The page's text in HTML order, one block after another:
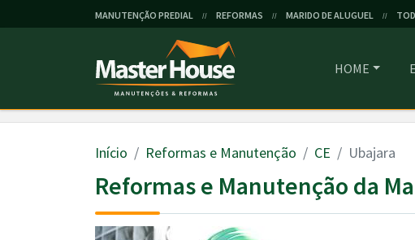
MANUTENÇÃO PREDIAL // REFORMAS // MARIDO DE ALUGUEL //
HOME
Início Reformas e Manutenção CE Ubajara
Reformas e Manutenção da